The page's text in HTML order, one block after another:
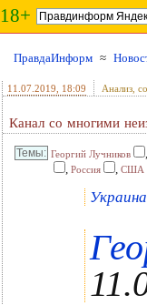
18+
ПравдаИнформ ≈
11.07.2019 , 18:09 Анализ,
Канал со многими
Георгий Лучников ,
, Россия , США